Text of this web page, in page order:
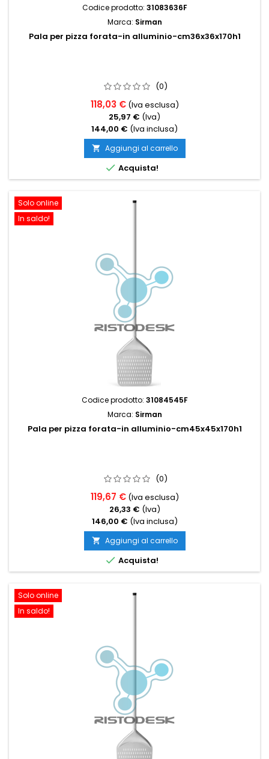
Codice prodotto: 31083636F
Marca: Sirman
Pala per pizza forata-in alluminio-cm36x36x170h1
(0)
118,03 € (Iva esclusa)
25,97 € (Iva)
144,00 € (Iva inclusa)
 Aggiungi al carrello
 Acquista!
Solo online
In saldo!
Codice prodotto: 31084545F
Marca: Sirman
Pala per pizza forata-in alluminio-cm45x45x170h1
(0)
119,67 € (Iva esclusa)
26,33 € (Iva)
146,00 € (Iva inclusa)
 Aggiungi al carrello
 Acquista!
Solo online
In saldo!